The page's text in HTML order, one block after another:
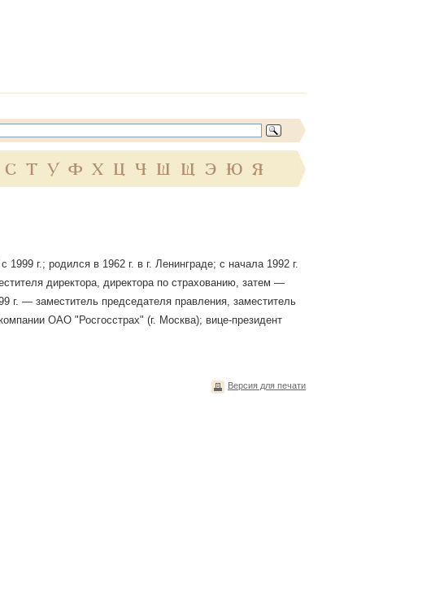
С Т У Ф Х Ц Ч Ш Щ Э Ю Я
г.; родился в 1962 г. в г. Ленинграде; с начала 1992 г.
директора, директора по страхованию, затем —
г. — заместитель председателя правления, заместитель
ОАО "Росгосстрах" (г. Москва); вице-президент
Версия для печати